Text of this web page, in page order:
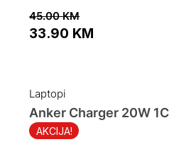
45.00KM
was:
45.00 KM.
33.90 KM
is:
33.90 KM.
Laptopi
AKCIJA!
Anker Charger 20W